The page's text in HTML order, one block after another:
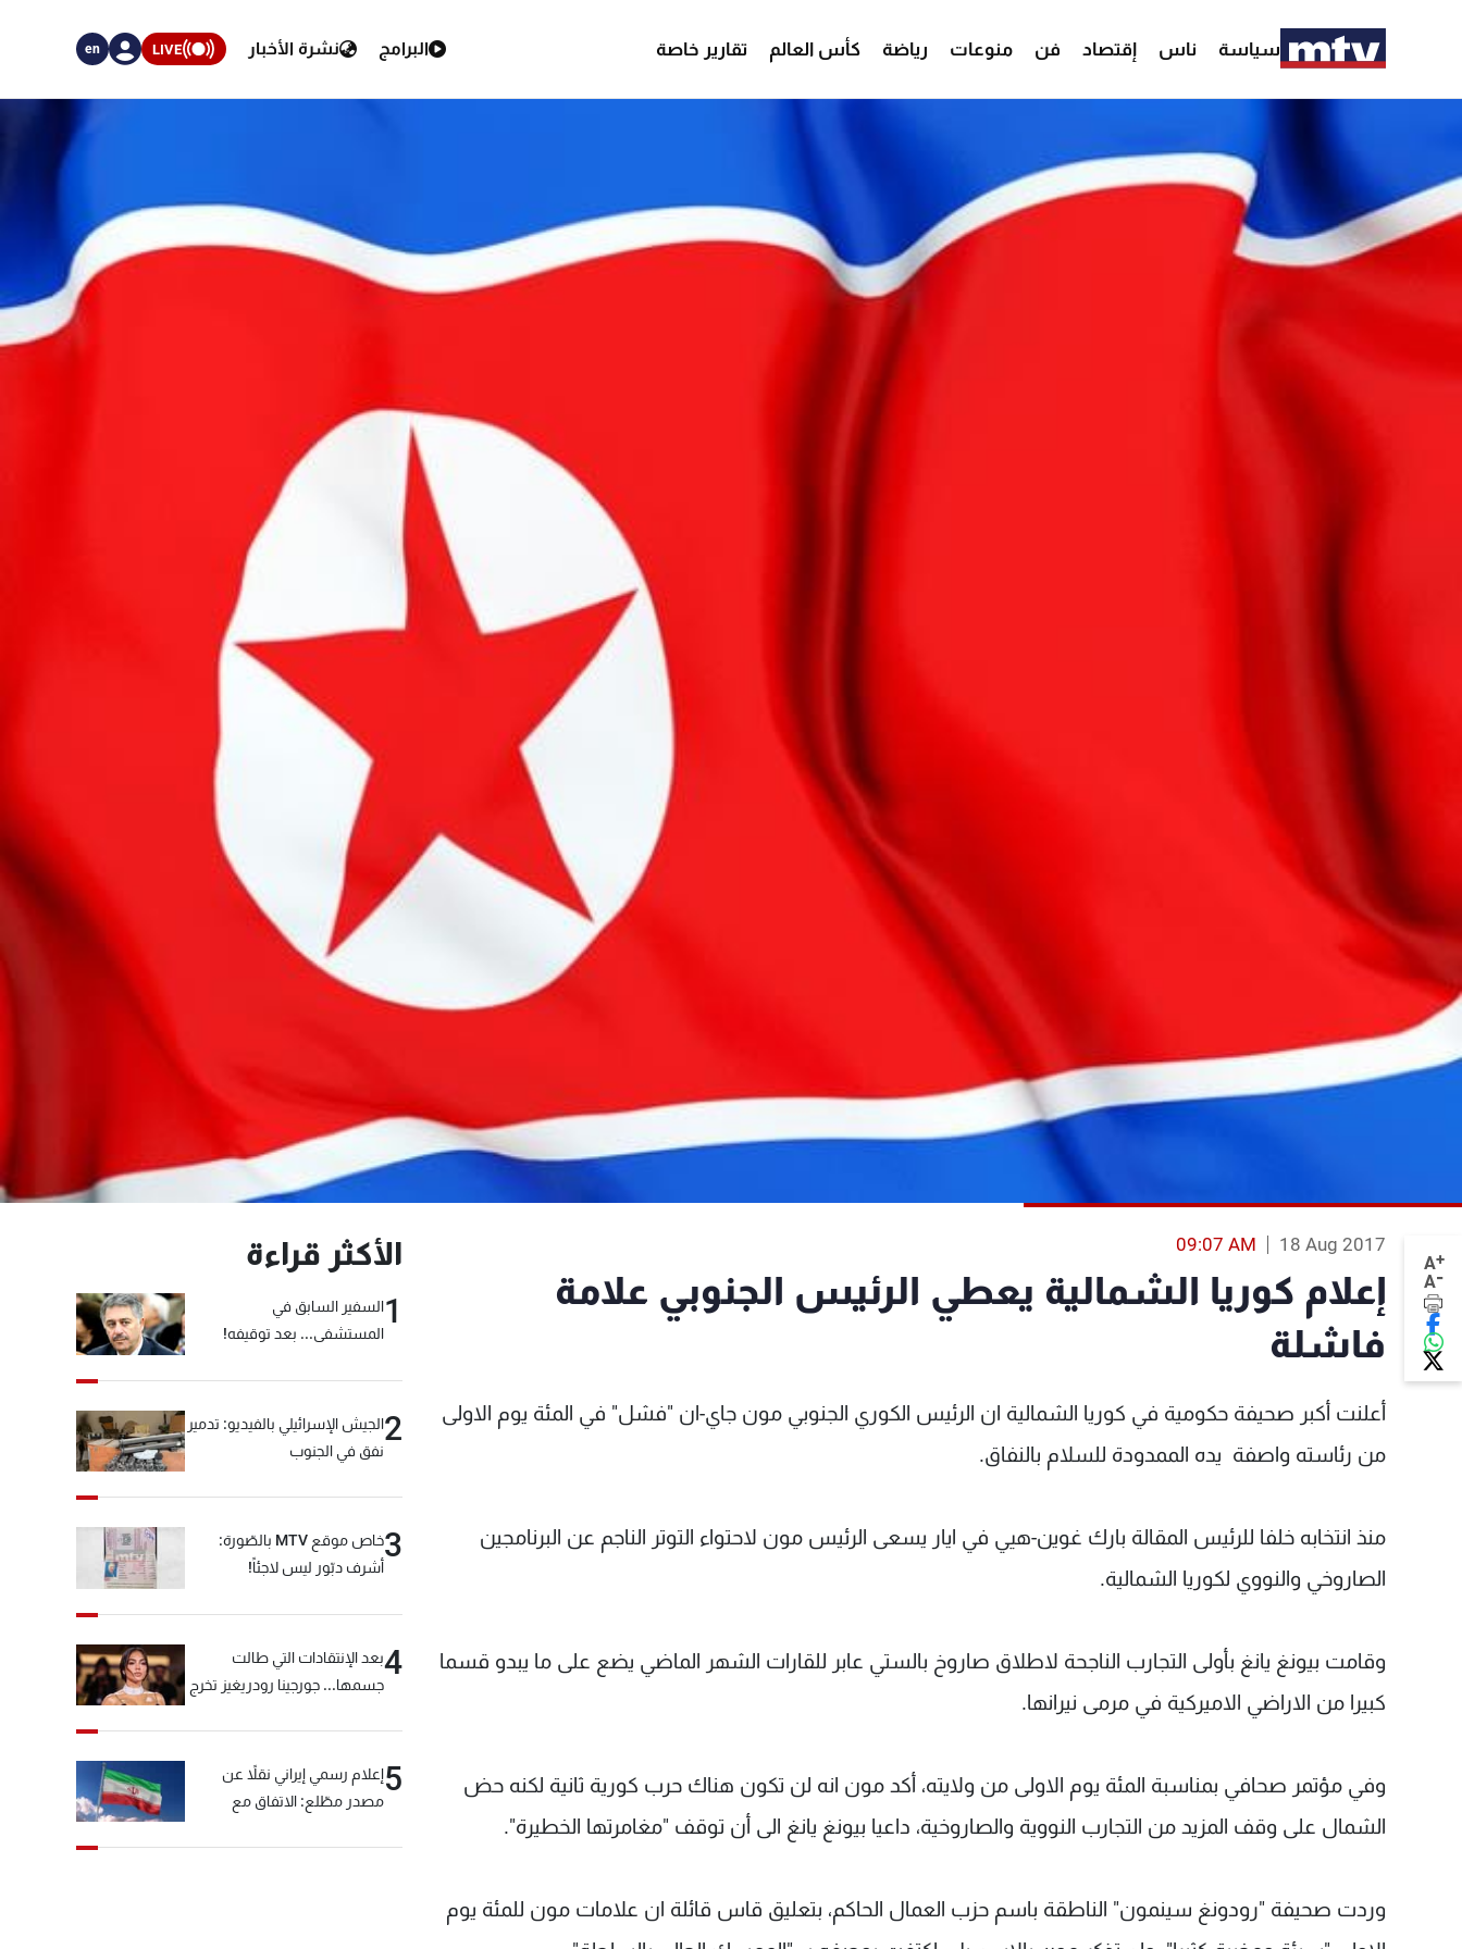
سياسة ناس إقتصاد فن منوعات رياضة كأس العالم تقارير خاصة البرامج نشرة الأخبار LIVE
en
A+
A-
18 Aug 2017
09:07 AM
إعلام كوريا الشمالية يعطي الرئيس الجنوبي علامة
فاشلة
أعلنت أكبر صحيفة حكومية في كوريا الشمالية ان الرئيس الكوري الجنوبي مون جاي-ان "فشل" في المئة يوم الاولى
من رئاسته واصفة يده الممدودة للسلام بالنفاق.
منذ انتخابه خلفا للرئيس المقالة بارك غوين-هيي في ايار يسعى الرئيس مون لاحتواء التوتر الناجم عن البرنامجين
الصاروخي والنووي لكوريا الشمالية.
وقامت بيونغ يانغ بأولى التجارب الناجحة لاطلاق صاروخ بالستي عابر للقارات الشهر الماضي يضع على ما يبدو قسما
كبيرا من الاراضي الاميركية في مرمى نيرانها.
وفي مؤتمر صحافي بمناسبة المئة يوم الاولى من ولايته، أكد مون انه لن تكون هناك حرب كورية ثانية لكنه حض
الشمال على وقف المزيد من التجارب النووية والصاروخية، داعيا بيونغ يانغ الى أن توقف "مغامرتها الخطيرة".
وردت صحيفة "رودونغ سينمون" الناطقة باسم حزب العمال الحاكم، بتعليق قاس قائلة ان علامات مون للمئة يوم
الأكثر قراءة
1السفير السابق في
المستشفى... بعد توقيفه!
2الجيش الإسرائيلي بالفيديو: تدمير
نفق في الجنوب
3
خاص موقع MTV بالصّورة:
أشرف دبّور ليس لاجئاً!
4بعد الإنتقادات التي طالت
جسمها... جورجينا رودريغيز تخرج
5إعلام رسمي إيراني نقلاً عن
مصدر مطّلع: الاتفاق مع